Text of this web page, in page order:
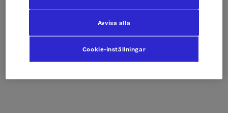
Cookie-inställningar
Avvisa alla